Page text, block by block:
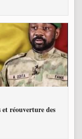
réouverture des